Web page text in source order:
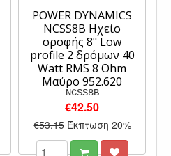
POWER DYNAMICS
NCSS8B Ηχείο
οροφής 8" Low
profile 2 δρόμων 40
Watt RMS 8 Ohm
Μαύρο 952.620
NCSS8B
€42.50
€53.15 Έκπτωση 20%